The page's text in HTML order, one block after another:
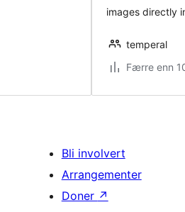
images directly
temperal
Færre enn
Bli involvert
Arrangementer
Doner ↗